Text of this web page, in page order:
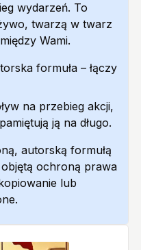
wydarzeń. To
twarzą w twarz
Wami.
formuła – łączy
na przebieg akcji,
ją na długo.
autorską formułą
ochroną prawa
lub